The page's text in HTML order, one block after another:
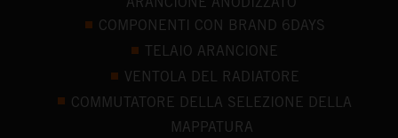
COMPONENTI CON BRAND 6DAYS
TELAIO ARANCIONE
VENTOLA DEL RADIATORE
COMMUTATORE DELLA SELEZIONE DELLA
MAPPATURA